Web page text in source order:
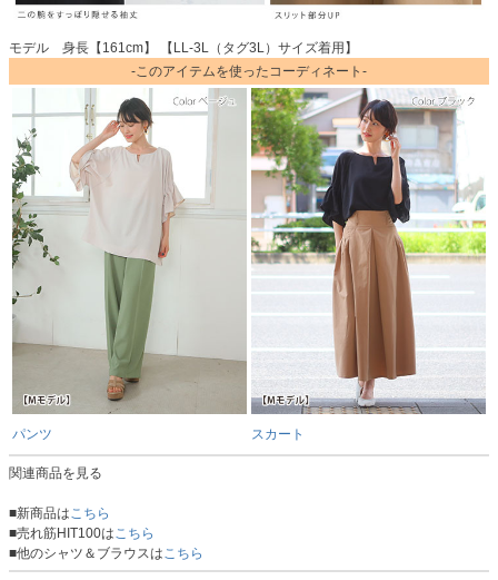
モデル 身長【161cm】 【LL-3L（タグ3L）サイズ着用】
-このアイテムを使ったコーディネート-
パンツ スカート
関連商品を見る
■新商品は こちら
■売れ筋HIT100は こちら
■他のシャツ＆ブラウスは こちら